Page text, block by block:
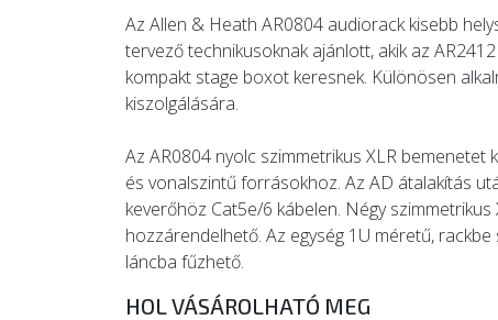
Az Allen & Heath AR0804 audiorack kisebb
tervező technikusoknak ajánlott, akik az
kompakt stage boxot keresnek. Különösen
kiszolgálására.
Az AR0804 nyolc szimmetrikus XLR
és vonalszintű forrásokhoz. Az AD átalakítás
keverőhöz Cat5e/6 kábelen. Négy
hozzárendelhető. Az egység 1U méretű,
láncba fűzhető.
HOL VÁSÁROLHATÓ MEG